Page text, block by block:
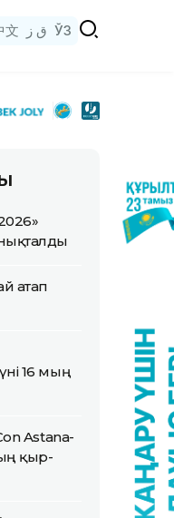
文 ق ز ЎЗ
атап
16 мың
Astana-
қыр-